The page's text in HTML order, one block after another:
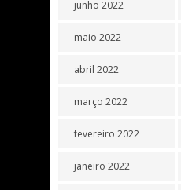
junho 2022
maio 2022
abril 2022
março 2022
fevereiro 2022
janeiro 2022